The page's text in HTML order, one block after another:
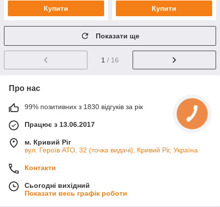
Купити Купити
Показати ще
1 / 16
Про нас
99% позитивних з 1830 відгуків за рік
Працює з 13.06.2017
м. Кривий Ріг
вул. Героїв АТО, 32 (точка видачі), Кривий Ріг, Україна
Контакти
Сьогодні вихідний
Показати весь графік роботи